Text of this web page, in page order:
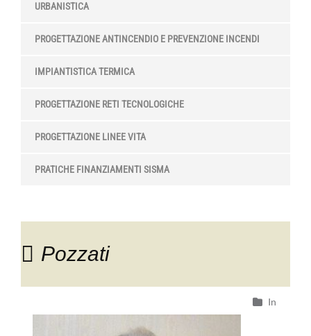
URBANISTICA
PROGETTAZIONE ANTINCENDIO E PREVENZIONE INCENDI
IMPIANTISTICA TERMICA
PROGETTAZIONE RETI TECNOLOGICHE
PROGETTAZIONE LINEE VITA
PRATICHE FINANZIAMENTI SISMA
Pozzati
In